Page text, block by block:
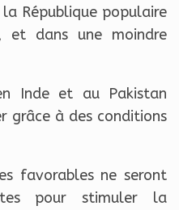
République populaire
et dans une moindre
Inde et au Pakistan
grâce à des conditions
favorables ne seront
pour stimuler la